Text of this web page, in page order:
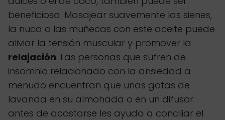
beneficiosa. Masajear suavemente las sienes,
la nuca o las muñecas con este aceite puede
aliviar la tensión muscular y promover la
relajación. Las personas que sufren de
insomnio relacionado con la ansiedad a
menudo encuentran que unas gotas de
lavanda en su almohada o en un difusor
antes de acostarse les ayuda a conciliar el